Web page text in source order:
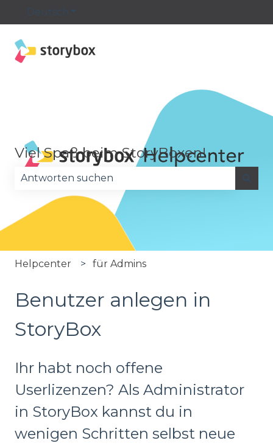
Deutsch Untermenü für Übersetzungen
Viel Spaß beim StoryBoxen!
Es gibt keine Vorschläge, da das Suchfeld leer
Helpcenter für Admins
Benutzer anlegen in
StoryBox
Ihr habt noch offene
Userlizenzen? Als Administrator
in StoryBox kannst du in
wenigen Schritten selbst neue